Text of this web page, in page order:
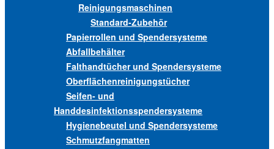
Reinigungsmaschinen
Standard-Zubehör
Papierrollen und Spendersysteme
Abfallbehälter
Falthandtücher und Spendersysteme
Oberflächenreinigungstücher
Seifen- und
Handdesinfektionsspendersysteme
Hygienebeutel und Spendersysteme
Schmutzfangmatten